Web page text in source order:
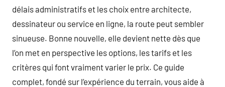
délais administratifs et les choix entre architecte,
dessinateur ou service en ligne, la route peut sembler
sinueuse. Bonne nouvelle, elle devient nette dès que
l’on met en perspective les options, les tarifs et les
critères qui font vraiment varier le prix. Ce guide
complet, fondé sur l’expérience du terrain, vous aide à